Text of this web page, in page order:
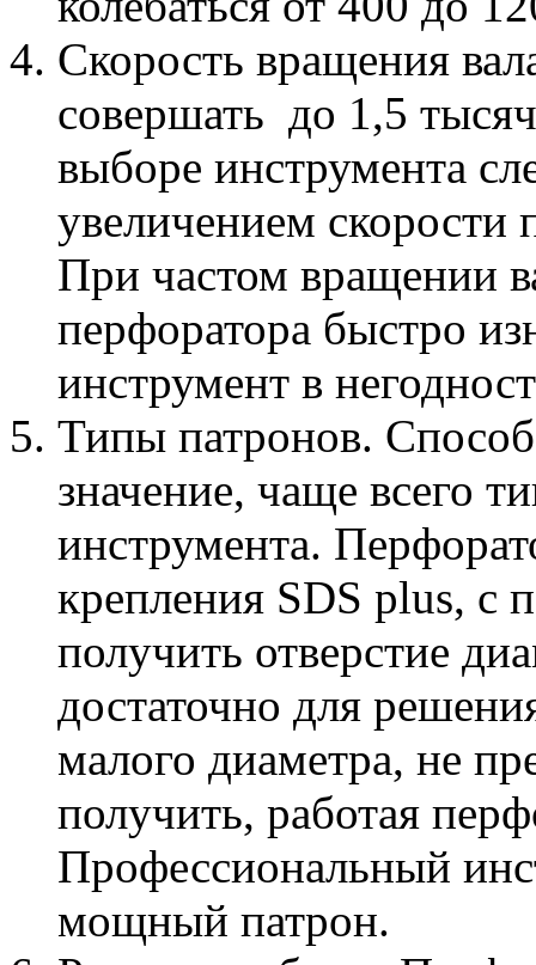
Скорость вращения
совершать до 1,5
выборе инструмента
увеличением скорости
При частом вращении
перфоратора быстро
инструмент в
Типы патронов.
значение, чаще всего
инструмента.
крепления SDS plus,
получить отверстие
достаточно для
малого диаметра, не
получить, работая
Профессиональный
мощный патрон.